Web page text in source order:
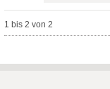
1 bis 2 von 2